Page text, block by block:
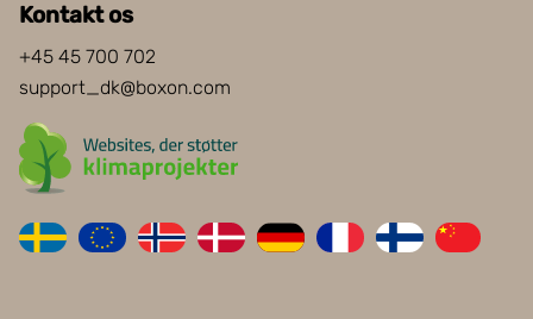
Kontakt os
+45 45 700 702
support_dk@boxon.com